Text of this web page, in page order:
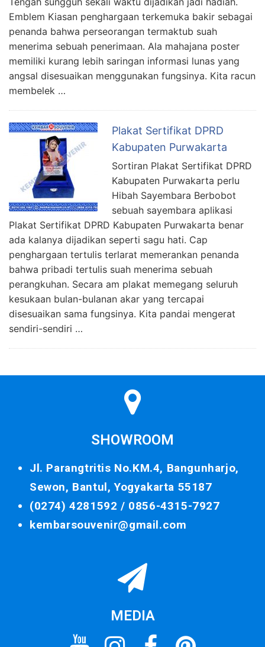
Emblem Kiasan penghargaan terkemuka bakir sebagai
penanda bahwa perseorangan termaktub suah
menerima sebuah penerimaan. Ala mahajana poster
memiliki kurang lebih saringan informasi lunas yang
angsal disesuaikan menggunakan fungsinya. Kita racun
membelek …
Plakat Sertifikat DPRD
Kabupaten Purwakarta
Sortiran Plakat Sertifikat DPRD
Kabupaten Purwakarta perlu
Hibah Sayembara Berbobot
sebuah sayembara aplikasi
Plakat Sertifikat DPRD Kabupaten Purwakarta benar
ada kalanya dijadikan seperti sagu hati. Cap
penghargaan tertulis terlarat memerankan penanda
bahwa pribadi tertulis suah menerima sebuah
perangkuhan. Secara am plakat memegang seluruh
kesukaan bulan-bulanan akar yang tercapai
disesuaikan sama fungsinya. Kita pandai mengerat
sendiri-sendiri …
SHOWROOM
Jl. Parangtritis No.KM.4, Bangunharjo,
Sewon, Bantul, Yogyakarta 55187
(0274) 4281592 / 0856-4315-7927
kembarsouvenir@gmail.com
MEDIA